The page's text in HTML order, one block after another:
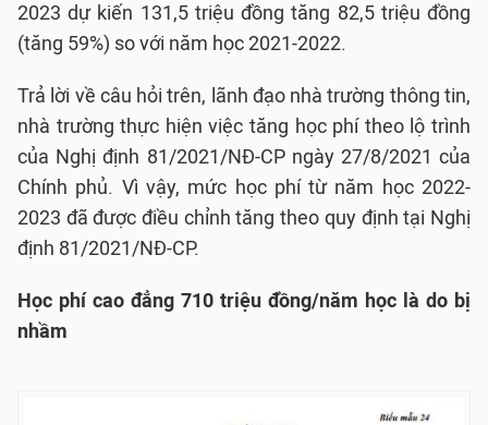
2023 dự kiến 131,5 triệu đồng tăng 82,5 triệu đồng
(tăng 59%) so với năm học 2021-2022.
Trả lời về câu hỏi trên, lãnh đạo nhà trường thông tin,
nhà trường thực hiện việc tăng học phí theo lộ trình
của Nghị định 81/2021/NĐ-CP ngày 27/8/2021 của
Chính phủ. Vì vậy, mức học phí từ năm học 2022-
2023 đã được điều chỉnh tăng theo quy định tại Nghị
định 81/2021/NĐ-CP.
Học phí cao đẳng 710 triệu đồng/năm học là do bị
nhầm